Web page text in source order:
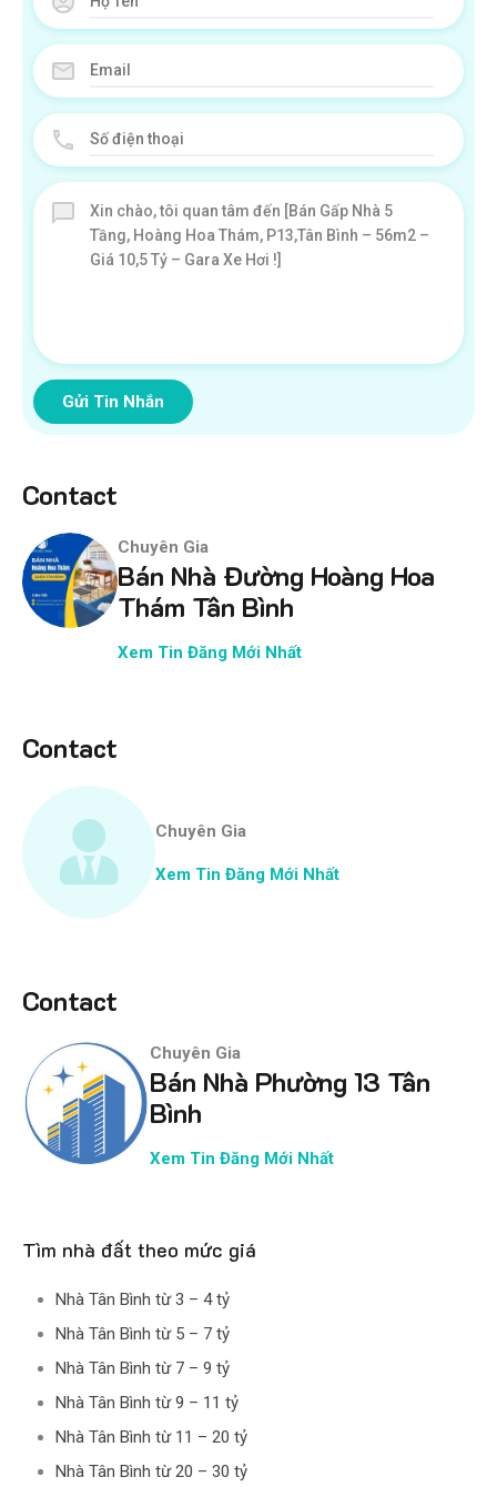
Gửi Tin Nhắn
Contact
Chuyên Gia
Bán Nhà Đường Hoàng Hoa
Thám Tân Bình
Xem Tin Đăng Mới Nhất
Contact
Chuyên Gia
Xem Tin Đăng Mới Nhất
Contact
Chuyên Gia
Bán Nhà Phường 13 Tân
Bình
Xem Tin Đăng Mới Nhất
Tìm nhà đất theo mức giá
Nhà Tân Bình từ 3 – 4 tỷ
Nhà Tân Bình từ 5 – 7 tỷ
Nhà Tân Bình từ 7 – 9 tỷ
Nhà Tân Bình từ 9 – 11 tỷ
Nhà Tân Bình từ 11 – 20 tỷ
Nhà Tân Bình từ 20 – 30 tỷ